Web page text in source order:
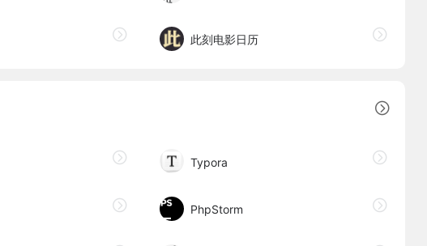
此刻电影日历
Typora
PhpStorm